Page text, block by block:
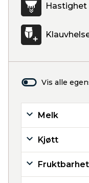
Hastighet
Vis alle
Melk
Kjøtt